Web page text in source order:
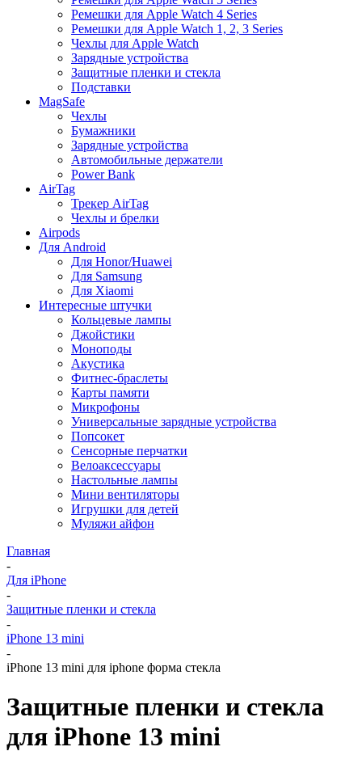
Ремешки для Apple Watch 4 Series
Ремешки для Apple Watch 1, 2, 3 Series
Чехлы для Apple Watch
Зарядные устройства
Защитные пленки и стекла
Подставки
MagSafe
Чехлы
Бумажники
Зарядные устройства
Автомобильные держатели
Power Bank
AirTag
Трекер AirTag
Чехлы и брелки
Airpods
Для Android
Для Honor/Huawei
Для Samsung
Для Xiaomi
Интересные штучки
Кольцевые лампы
Джойстики
Моноподы
Акустика
Фитнес-браслеты
Карты памяти
Микрофоны
Универсальные зарядные устройства
Попсокет
Сенсорные перчатки
Велоаксессуары
Настольные лампы
Мини вентиляторы
Игрушки для детей
Муляжи айфон
Главная
-
Для iPhone
-
Защитные пленки и стекла
-
iPhone 13 mini
-
iPhone 13 mini для iphone форма стекла
Защитные пленки и стекла
для iPhone 13 mini